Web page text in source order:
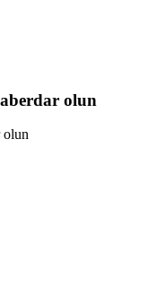
olun